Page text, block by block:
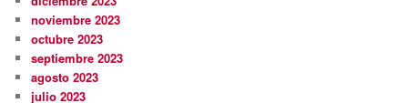
noviembre 2023
octubre 2023
septiembre 2023
agosto 2023
julio 2023